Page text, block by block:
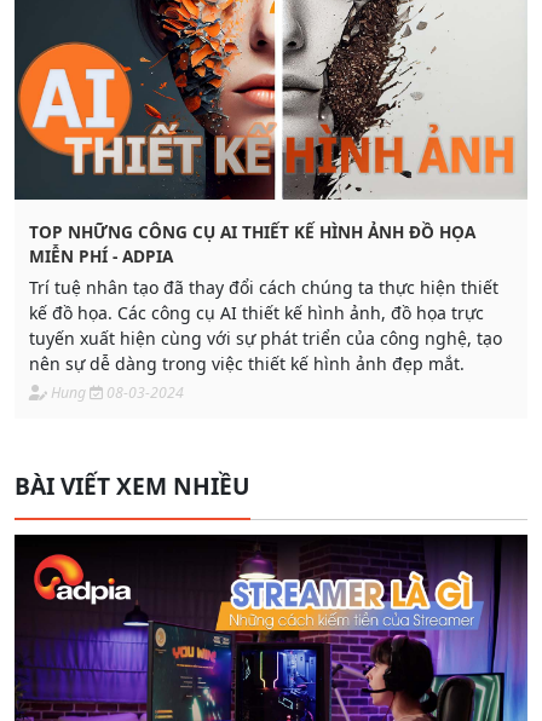
TOP NHỮNG CÔNG CỤ AI THIẾT KẾ HÌNH ẢNH ĐỒ HỌA
MIỄN PHÍ - ADPIA
Trí tuệ nhân tạo đã thay đổi cách chúng ta thực hiện thiết
kế đồ họa. Các công cụ AI thiết kế hình ảnh, đồ họa trực
tuyến xuất hiện cùng với sự phát triển của công nghệ, tạo
nên sự dễ dàng trong việc thiết kế hình ảnh đẹp mắt.
Hung 08-03-2024
BÀI VIẾT XEM NHIỀU